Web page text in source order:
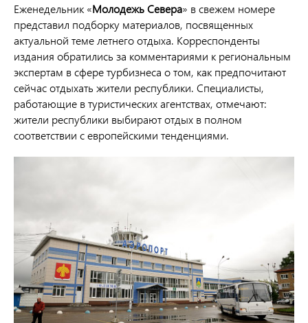
Еженедельник «Молодежь Севера» в свежем номере
представил подборку материалов, посвященных
актуальной теме летнего отдыха. Корреспонденты
издания обратились за комментариями к региональным
экспертам в сфере турбизнеса о том, как предпочитают
сейчас отдыхать жители республики. Специалисты,
работающие в туристических агентствах, отмечают:
жители республики выбирают отдых в полном
соответствии с европейскими тенденциями.